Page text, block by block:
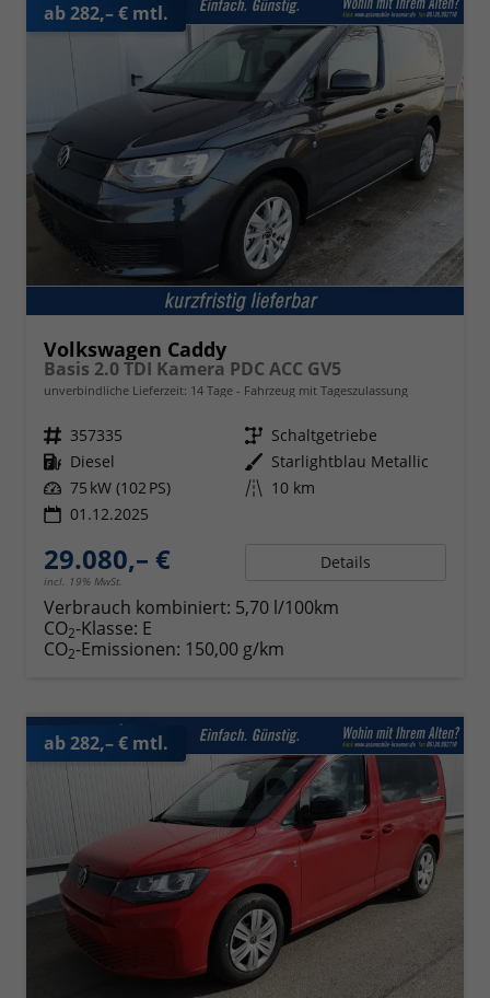
ab 282,– € mtl.
Volkswagen Caddy
Basis 2.0 TDI Kamera PDC ACC GV5
unverbindliche Lieferzeit: 14 Tage Fahrzeug mit Tageszulassung
Fahrzeugnr. 357335 Getriebe Schaltgetriebe
Kraftstoff Diesel Außenfarbe Starlightblau Metallic
Leistung 75 kW (102 PS) Kilometerstand 10 km
01.12.2025
29.080,– €
incl. 19% MwSt.
Details
Verbrauch kombiniert: 5,70 l/100km
CO2-Klasse: E
CO2-Emissionen: 150,00 g/km
ab 282,– € mtl.